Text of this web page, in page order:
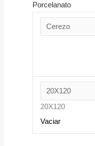
Porcelanato
20X120
Vaciar